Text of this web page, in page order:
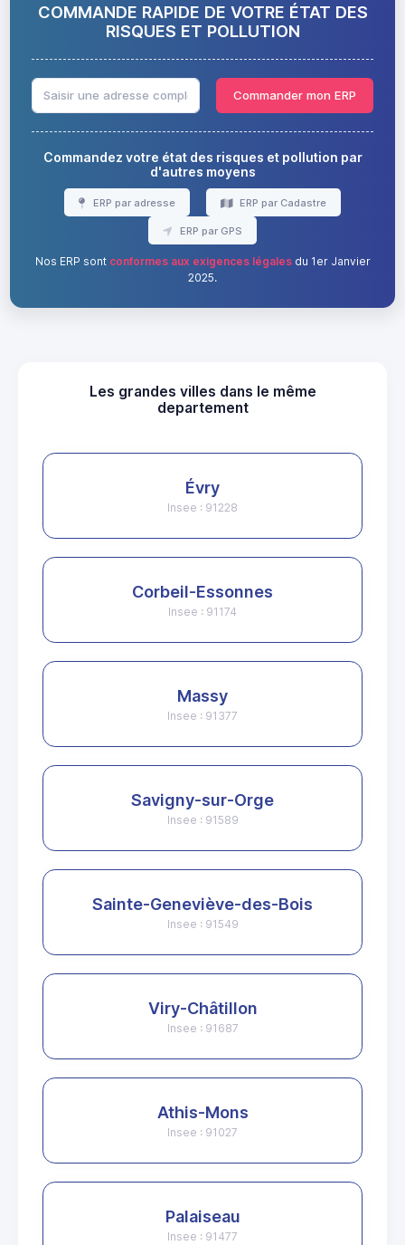
COMMANDE RAPIDE DE VOTRE ÉTAT DES
RISQUES ET POLLUTION
Commander mon ERP
Commandez votre état des risques et pollution par
d'autres moyens
ERP par adresse ERP par Cadastre
ERP par GPS
Nos ERP sont conformes aux exigences légalesdu 1er Janvier
2025.
Les grandes villes dans le même
departement
Évry
Insee : 91228
Corbeil-Essonnes
Insee : 91174
Massy
Insee : 91377
Savigny-sur-Orge
Insee : 91589
Sainte-Geneviève-des-Bois
Insee : 91549
Viry-Châtillon
Insee : 91687
Athis-Mons
Insee : 91027
Palaiseau
Insee : 91477